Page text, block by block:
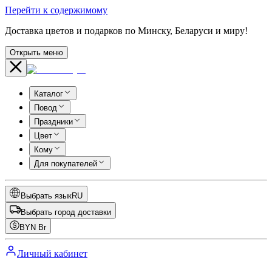
Перейти к содержимому
Доставка цветов и подарков по Минску, Беларуси и миру!
Открыть меню
Каталог
Повод
Праздники
Цвет
Кому
Для покупателей
Выбрать языкRU
Выбрать город доставки
BYN Br
Личный кабинет